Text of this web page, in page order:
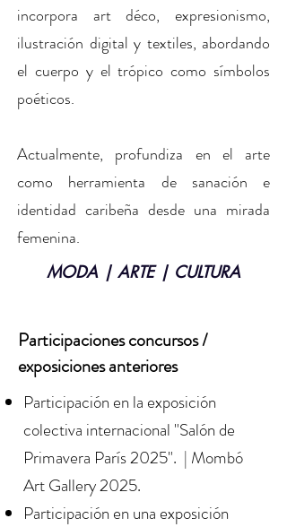
incorpora art déco, expresionismo,
ilustración digital y textiles, abordando
el cuerpo y el trópico como símbolos
poéticos.
Actualmente, profundiza en el arte
como herramienta de sanación e
identidad caribeña desde una mirada
femenina.
MODA | ARTE | CULTURA
Participaciones concursos /
exposicionesanteriores
Participación en la exposición
colectiva internacional "Salón de
Primavera París 2025". | Mombó
Art Gallery 2025.
Participación en una exposición